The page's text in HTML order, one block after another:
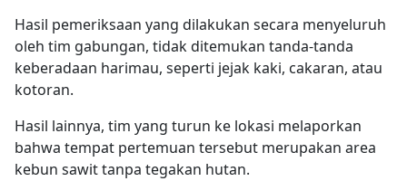
Hasil pemeriksaan yang dilakukan secara menyeluruh
oleh tim gabungan, tidak ditemukan tanda-tanda
keberadaan harimau, seperti jejak kaki, cakaran, atau
kotoran.
Hasil lainnya, tim yang turun ke lokasi melaporkan
bahwa tempat pertemuan tersebut merupakan area
kebun sawit tanpa tegakan hutan.